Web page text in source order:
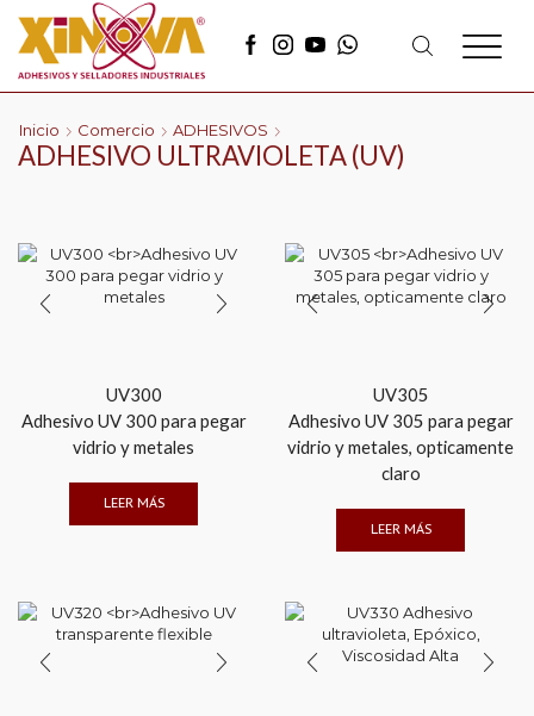
Inicio Comercio ADHESIVOS
ADHESIVO ULTRAVIOLETA (UV)
UV300
Adhesivo UV 300 para pegar
vidrio y metales
LEER MÁS
UV305
Adhesivo UV 305 para pegar
vidrio y metales, opticamente
claro
LEER MÁS